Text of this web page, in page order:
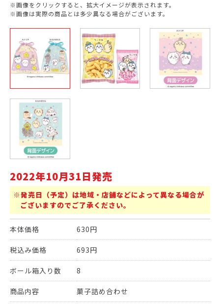
※画像をクリックすると、拡大イメージが表示されます。
※画像は実際の商品とは多少異なる場合がございます。
2022年10月31日発売
※発売日（予定）は地域・店舗などによって異なる場合が
ございますのでご了承ください。
本体価格 630円
税込み価格 693円
ボール箱入り数 8
商品内容 菓子詰め合わせ